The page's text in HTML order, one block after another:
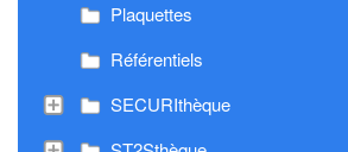
Plaquettes
Référentiels
SECURIthèque